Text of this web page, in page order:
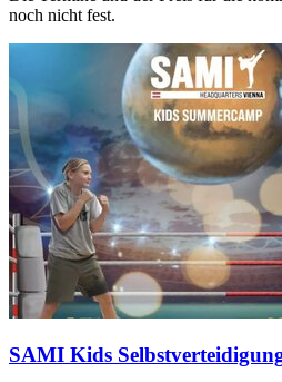
noch nicht fest.
SAMI Kids